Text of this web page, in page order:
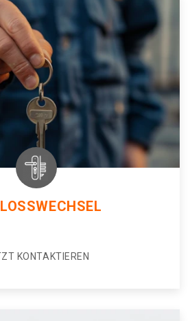
KONTAKTIEREN